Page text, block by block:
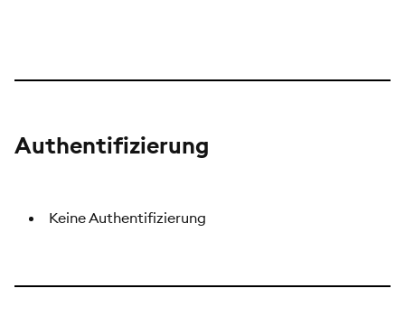
Authentifizierung
Keine Authentifizierung